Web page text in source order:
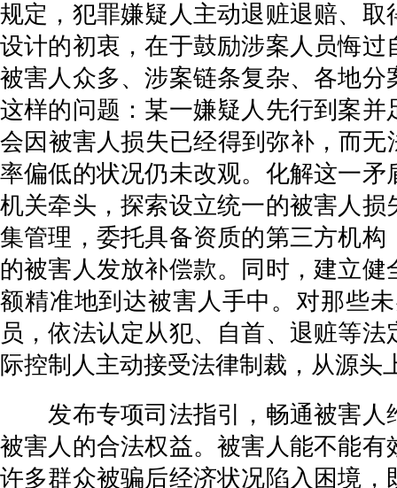
规定，犯罪嫌疑人主动退赃退赔、
设计的初衷，在于鼓励涉案人员悔
被害人众多、涉案链条复杂、各地
这样的问题：某一嫌疑人先行到案
会因被害人损失已经得到弥补，而
率偏低的状况仍未改观。化解这一
机关牵头，探索设立统一的被害人
集管理，委托具备资质的第三方机
的被害人发放补偿款。同时，建立
额精准地到达被害人手中。对那些
员，依法认定从犯、自首、退赃等
际控制人主动接受法律制裁，从源
发布专项司法指引，畅通被害人
被害人的合法权益。被害人能不能
许多群众被骗后经济状况陷入困境